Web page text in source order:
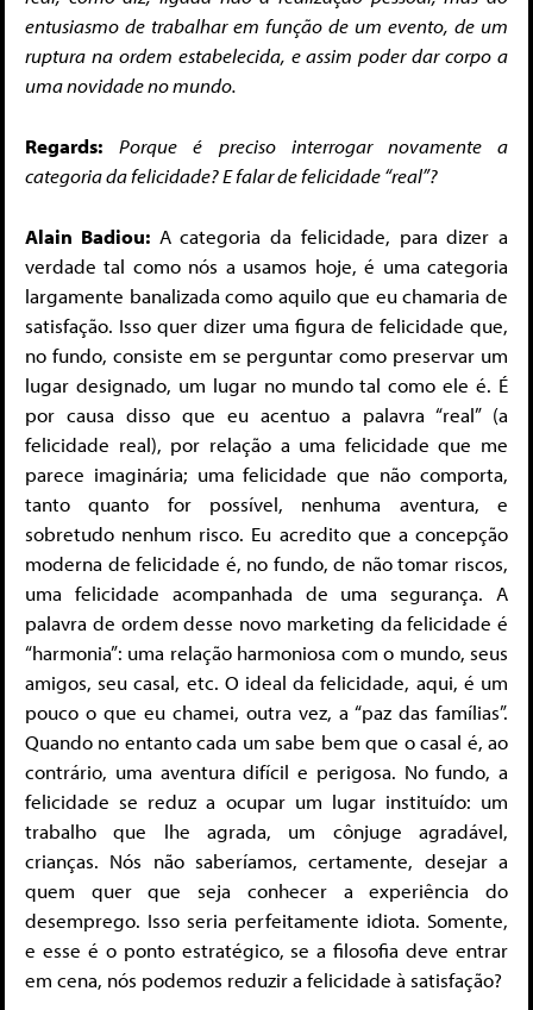
entusiasmo de trabalhar em função de um evento, de um
ruptura na ordem estabelecida, e assim poder dar corpo a
uma novidade no mundo.
Regards:
Porque é preciso interrogar novamente a
categoria da felicidade? E falar de felicidade “real”?
Alain Badiou:A categoria da felicidade, para dizer a
verdade tal como nós a usamos hoje, é uma categoria
largamente banalizada como aquilo que eu chamaria de
satisfação. Isso quer dizer uma figura de felicidade que,
no fundo, consiste em se perguntar como preservar um
lugar designado, um lugar no mundo tal como ele é. É
por causa disso que eu acentuo a palavra “real” (a
felicidade real), por relação a uma felicidade que me
parece imaginária; uma felicidade que não comporta,
tanto quanto for possível, nenhuma aventura, e
sobretudo nenhum risco. Eu acredito que a concepção
moderna de felicidade é, no fundo, de não tomar riscos,
uma felicidade acompanhada de uma segurança. A
palavra de ordem desse novo marketing da felicidade é
“harmonia”: uma relação harmoniosa com o mundo, seus
amigos, seu casal, etc. O ideal da felicidade, aqui, é um
pouco o que eu chamei, outra vez, a “paz das famílias”.
Quando no entanto cada um sabe bem que o casal é, ao
contrário, uma aventura difícil e perigosa. No fundo, a
felicidade se reduz a ocupar um lugar instituído: um
trabalho que lhe agrada, um cônjuge agradável,
crianças. Nós não saberíamos, certamente, desejar a
quem quer que seja conhecer a experiência do
desemprego. Isso seria perfeitamente idiota. Somente,
e esse é o ponto estratégico, se a filosofia deve entrar
em cena, nós podemos reduzir a felicidade à satisfação?